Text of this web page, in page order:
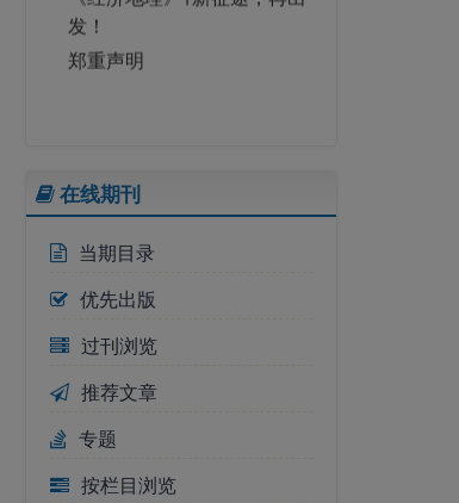
发！
郑重声明
在线期刊
当期目录
优先出版
过刊浏览
推荐文章
专题
按栏目浏览